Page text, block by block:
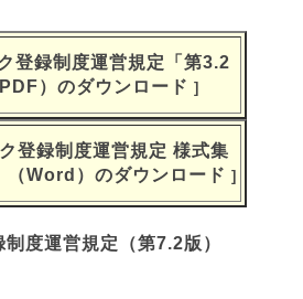
登録制度運営規定「第3.2
）のダウンロード ]
登録制度運営規定 様式集
（Word）のダウンロード ]
度運営規定（第7.2版）